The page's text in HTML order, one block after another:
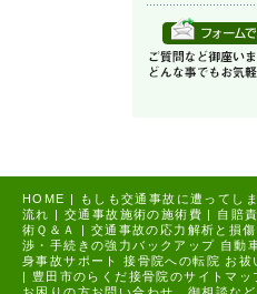
HOME | もしも交通事故に遭ってし
流れ | 交通事故施術の施術費 | 自賠
術Ｑ＆Ａ
| 交通事故の応力解析と損傷
渉・手続きの強力バックアップ 自動
身事故サポート
接骨院への転院 お祓
|
豊田市のらくだ接骨院のサイトマッ
お困りの方お問い合わせ、御相談な